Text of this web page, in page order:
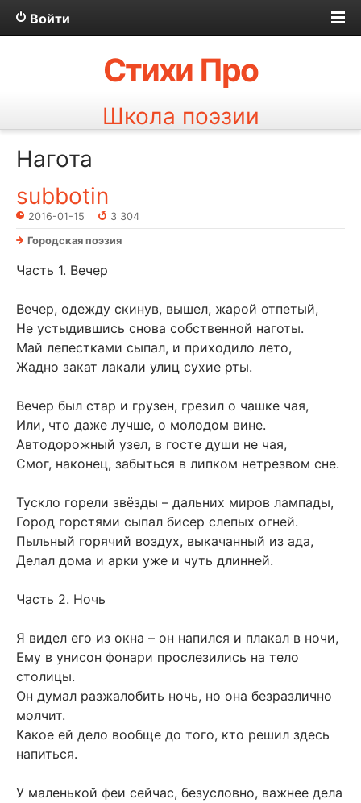
Войти
Стихи Про
Школа поэзии
Нагота
subbotin
2016-01-15
3 304
Городская поэзия
Часть 1. Вечер
Вечер, одежду скинув, вышел, жарой отпетый,
Не устыдившись снова собственной наготы.
Май лепестками сыпал, и приходило лето,
Жадно закат лакали улиц сухие рты.
Вечер был стар и грузен, грезил о чашке чая,
Или, что даже лучше, о молодом вине.
Автодорожный узел, в госте души не чая,
Смог, наконец, забыться в липком нетрезвом сне.
Тускло горели звёзды – дальних миров лампады,
Город горстями сыпал бисер слепых огней.
Пыльный горячий воздух, выкачанный из ада,
Делал дома и арки уже и чуть длинней.
Часть 2. Ночь
Я видел его из окна – он напился и плакал в ночи,
Ему в унисон фонари прослезились на тело
столицы.
Он думал разжалобить ночь, но она безразлично
молчит.
Какое ей дело вообще до того, кто решил здесь
напиться.
У маленькой феи сейчас, безусловно, важнее дела